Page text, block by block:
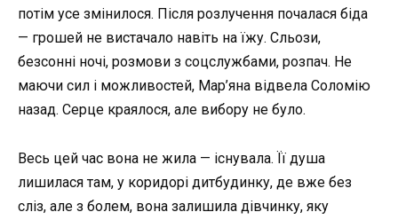
потім усе змінилося. Після розлучення почалася біда
— грошей не вистачало навіть на їжу. Сльози,
безсонні ночі, розмови з соцслужбами, розпач. Не
маючи сил і можливостей, Мар’яна відвела Соломію
назад. Серце краялося, але вибору не було.
Весь цей час вона не жила — існувала. Її душа
лишилася там, у коридорі дитбудинку, де вже без
сліз, але з болем, вона залишила дівчинку, яку